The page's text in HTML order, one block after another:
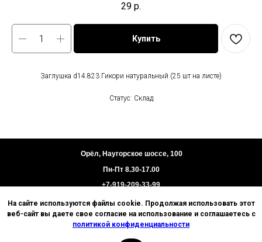
29 р.
Купить
Заглушка d14.823 Гикори натуральный (25 шт на листе)
Статус: Склад
На сайте используются файлы cookie. Продолжая использовать этот
веб-сайт вы даете свое согласие на использование и соглашаетесь с
политикой конфиденциальности
Политика конфиденциальности
Пользовательское соглашение
Орёл, Наугорское шоссе, 100
Пн-Пт 8.30-17.00
+7-919-209-33-99